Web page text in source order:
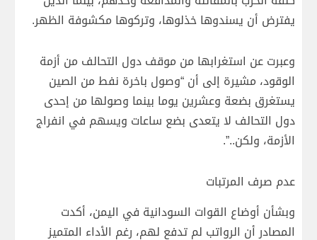
يفترض أن يسندوها خذلوها، وتركوها مكشوفة الظهر.
وعبرت عن استغرابها من موقف دول التحالف من أزمة
الوقود، مشيرة إلى أن “وصول باخرة نفط من الصين
يستغرق بضعة وعشرين يوما بينما وصولها من إحدى
دول التحالف لا يتعدى بضع ساعات ويسهم في انفراج
الأزمة، ولكن..”.
عدم صرف المرتبات
وبشأن أوضاع القوات السودانية في اليمن، أكدت
المصادر أن الرواتب لم تدفع لهم، رغم الأداء المتميز